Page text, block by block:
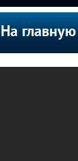
На главную